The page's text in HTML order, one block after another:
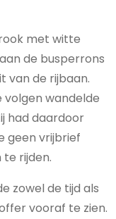
met witte
de busperrons
van de rijbaan.
wandelde
had daardoor
geen vrijbrief
rijden.
zowel de tijd als
vooraf te zien.